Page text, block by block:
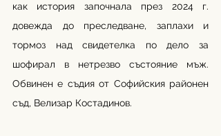
как история започнала през 2024 г.
довежда до преследване, заплахи и
тормоз над свидетелка по дело за
шофирал в нетрезво състояние мъж.
Обвинен е съдия от Софийския районен
съд, Велизар Костадинов.